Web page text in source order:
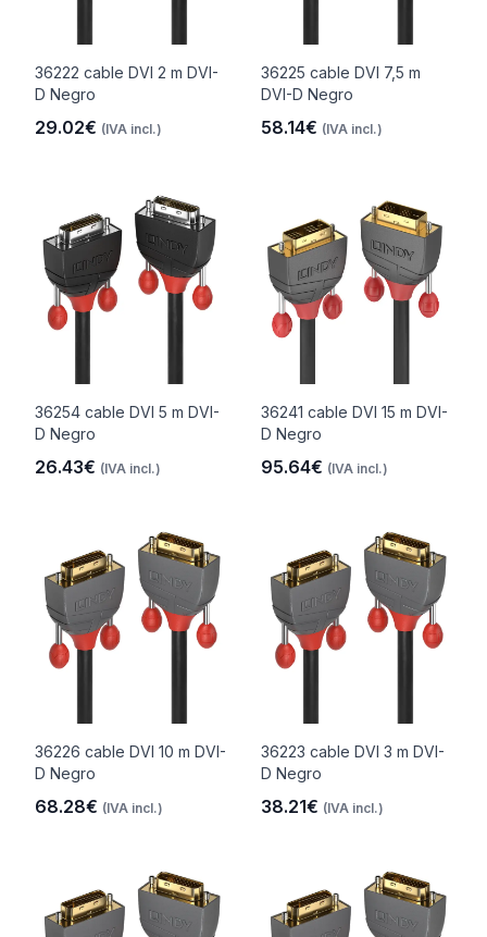
36222 cable DVI 2 m DVI-
D Negro
29.02€ (IVA incl.)
36225 cable DVI 7,5 m
DVI-D Negro
58.14€ (IVA incl.)
36254 cable DVI 5 m DVI-
D Negro
26.43€ (IVA incl.)
36241 cable DVI 15 m DVI-
D Negro
95.64€ (IVA incl.)
36226 cable DVI 10 m DVI-
D Negro
68.28€ (IVA incl.)
36223 cable DVI 3 m DVI-
D Negro
38.21€ (IVA incl.)